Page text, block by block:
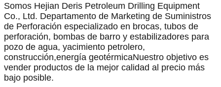
Somos Hejian Deris Petroleum Drilling Equipment
Co., Ltd. Departamento de Marketing de Suministros
de Perforación especializado en brocas, tubos de
perforación, bombas de barro y estabilizadores para
pozo de agua, yacimiento petrolero,
construcción,energía geotérmicaNuestro objetivo es
vender productos de la mejor calidad al precio más
bajo posible.